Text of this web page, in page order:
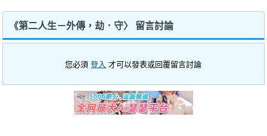
《第二人生－外傳，劫．守〉 留言討論
您必須登入 才可以發表或回覆留言討論